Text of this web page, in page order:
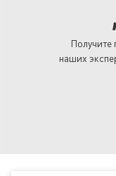
Получите
наших